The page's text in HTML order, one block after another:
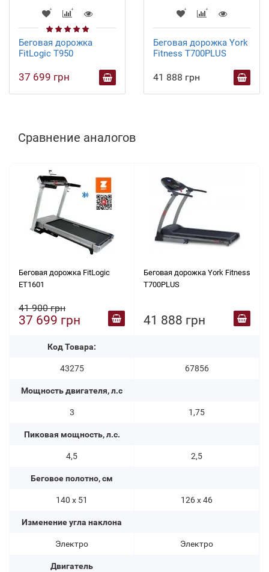
Беговая дорожка
FitLogic T950
37 699 грн
Беговая дорожка York
Fitness T700PLUS
41 888 грн
Сравнение аналогов
Беговая дорожка FitLogic
ET1601
41 900 грн
37 699 грн
Код Товара:
43275
Мощность двигателя, л.с
3
Пиковая мощность, л.с.
4,5
Беговое полотно, см
140 х 51
Изменение угла наклона
Электро
Двигатель
Беговая дорожка York Fitness
T700PLUS
41 888 грн
67856
1,75
2,5
126 x 46
Электро